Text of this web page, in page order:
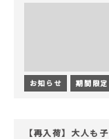
お知らせ 期間限定
【再入荷】大人も